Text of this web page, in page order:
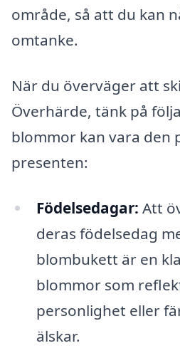
område, så att du kan
omtanke.
När du överväger att
Överhärde, tänk på
blommor kan vara den
presenten:
Födelsedagar: Att
deras födelsedag
blombukett är en
blommor som
personlighet eller
älskar.